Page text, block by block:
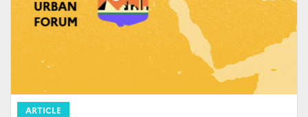
ARTICLE